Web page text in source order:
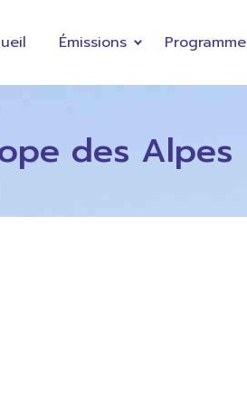
Émissions Programme
des Alpes